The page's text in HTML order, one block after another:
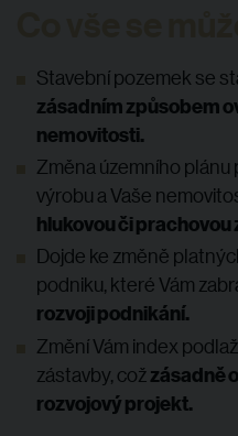
Stavební pozemek se
zásadním způsobem
nemovitosti.
Změna územního
výrobu a Vaše
hlukovou či prachovou
Dojde ke změně
podniku, které Vám
rozvoji podnikání.
Změní Vám index
zástavby, cožzásadně
rozvojový projekt.